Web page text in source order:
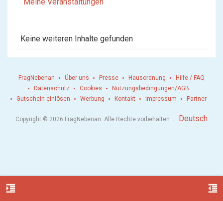
Keine weiteren Inhalte gefunden
format_indent_increase format_indent_decrease
FragNebenan Über uns Presse Hausordnung
Hilfe / FAQ
Datenschutz
Cookies
Nutzungsbedingungen/AGB
Gutschein einlösen
Werbung Kontakt Impressum Partner
Copyright © 2026 FragNebenan. Alle Rechte vorbehalten . Deutsch